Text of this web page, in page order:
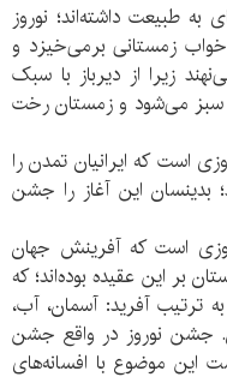
به طبیعت داشته‌اند؛ نوروز
زمستانى برمى‌خیزد و
زیرا از دیرباز با سبک
سبز مى‌شود و زمستان رخت
است که ایرانیان تمدن را
بدینسان این آغاز را جشن
روزى است که آفرینش جهان
بر این عقیده بوده‌اند؛ که
کائنات را در ۶ مرحله به ترتیب آفرید: آسمان، آب،
جشن نوروز در واقع جشن
موضوع با افسانه‌های